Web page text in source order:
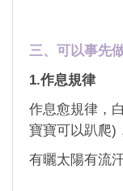
三、可以事先
1.作息規律
作息愈規律，
寶寶可以趴爬)，
有曬太陽有流